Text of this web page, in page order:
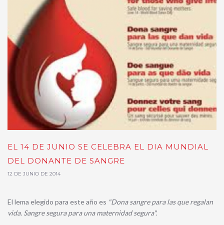
EL 14 DE JUNIO SE CELEBRA EL DIA MUNDIAL
DEL DONANTE DE SANGRE
12 DE JUNIO DE 2014
El lema elegido para este año es "Dona sangre para las que regalan
vida. Sangre segura para una maternidad segura".